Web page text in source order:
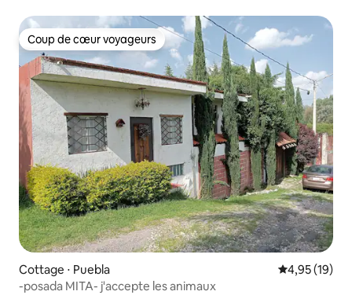
Coup de cœur voyageurs
Coup de cœur voyageurs
Cottage ⋅ Puebla Évaluation
4,95 (19)
-posada MITA- j'accepte les animaux